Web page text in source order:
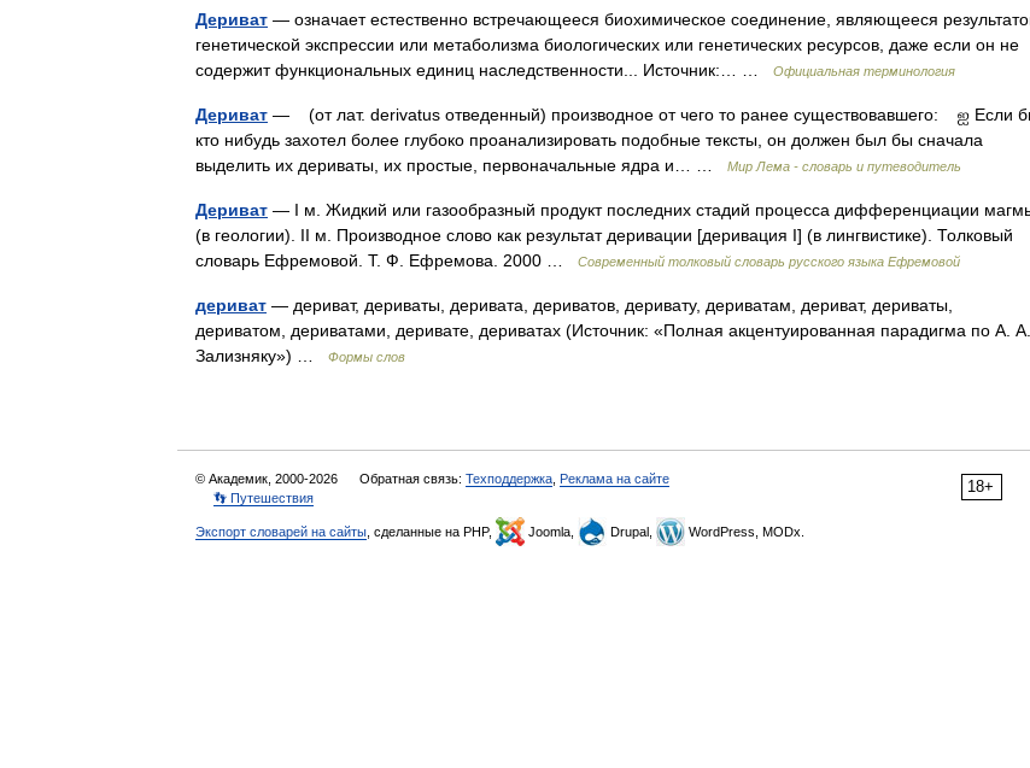
Дериват — означает естественно встречающееся биохимическое соединение, являющееся
генетической экспрессии или метаболизма биологических или генетических ресурсов, даже если он не
содержит функциональных единиц наследственности... Источник:… …
Официальная терминология
Дериват — (от лат. derivatus отведенный) производное от чего то ранее существовавшего: ஐ Если
кто нибудь захотел более глубоко проанализировать подобные тексты, он должен был бы сначала
выделить их дериваты, их простые, первоначальные ядра и… …
Мир Лема - словарь и путеводитель
Дериват — I м. Жидкий или газообразный продукт последних стадий процесса дифференциации
(в геологии). II м. Производное слово как результат деривации [деривация I] (в лингвистике). Толковый
словарь Ефремовой. Т. Ф. Ефремова. 2000 …
Современный толковый словарь русского языка Ефремовой
дериват — дериват, дериваты, деривата, дериватов, деривату, дериватам, дериват, дериваты,
дериватом, дериватами, деривате, дериватах (Источник: «Полная акцентуированная парадигма по А. А.
Зализняку») …
Формы слов
18+
© Академик, 2000-2026 Обратная связь: Техподдержка Реклама на сайте
👣 Путешествия
Экспорт словарей на сайты , сделанные на PHP, Joomla, Drupal, WordPress, MODx.